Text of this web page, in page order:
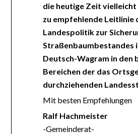
die heutige Zeit
zu empfehlende Leitlinie
Landespolitik zur
Straßenbaumbestandes
Deutsch-Wagram in den
Bereichen der das
durchziehenden
Mit besten Empfehlungen
Ralf Hachmeister
-Gemeinderat-